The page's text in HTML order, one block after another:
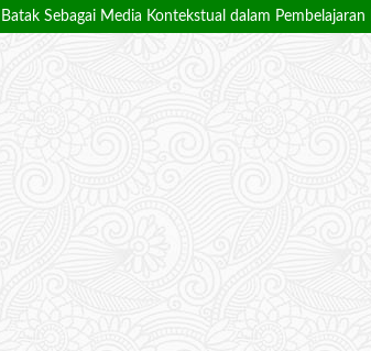
Batak Sebagai Media Kontekstual dalam